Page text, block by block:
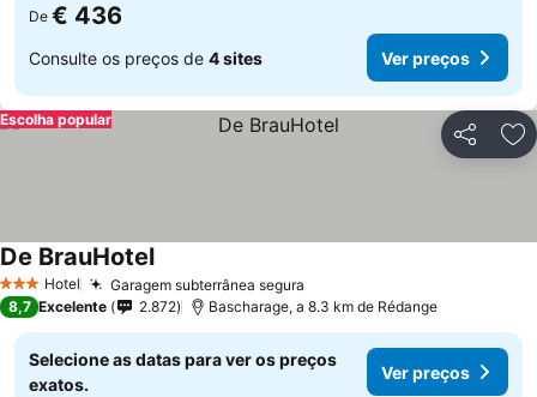
De € 436
Consulte os preços de 4 sites Ver preços
Partilhar
Escolha popular
3 EstrelasHotel Garagem subterrânea segura
De BrauHotelVer preços
8,7 Excelente 2.872 Bascharage, a 8.3 km de Rédange
Selecione as datas para ver os preços
exatos.
Ver preços